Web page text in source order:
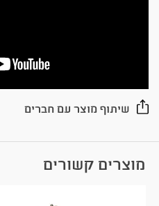
שיתוף מוצר עם חברים
מוצרים קשורים